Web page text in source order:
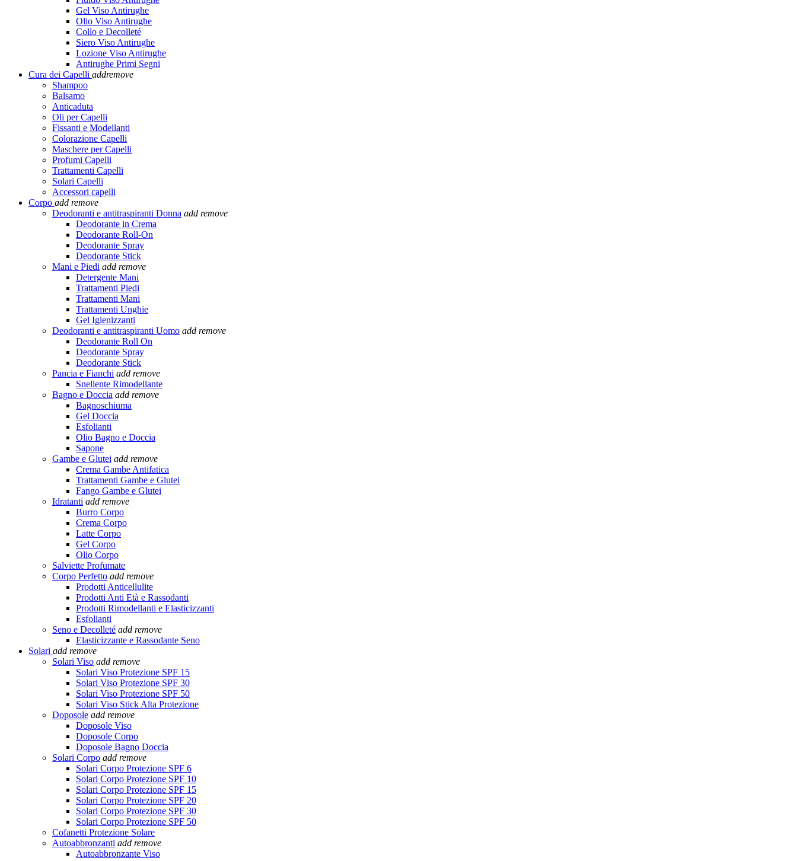
Gel Viso Antirughe
Olio Viso Antirughe
Collo e Decolleté
Siero Viso Antirughe
Lozione Viso Antirughe
Antirughe Primi Segni
Cura dei Capelli addremove
Shampoo
Balsamo
Anticaduta
Oli per Capelli
Fissanti e Modellanti
Colorazione Capelli
Maschere per Capelli
Profumi Capelli
Trattamenti Capelli
Solari Capelli
Accessori capelli
Corpo add remove
Deodoranti e antitraspiranti Donna add remove
Deodorante in Crema
Deodorante Roll-On
Deodorante Spray
Deodorante Stick
Mani e Piedi add remove
Detergente Mani
Trattamenti Piedi
Trattamenti Mani
Trattamenti Unghie
Gel Igienizzanti
Deodoranti e antitraspiranti Uomo add remove
Deodorante Roll On
Deodorante Spray
Deodorante Stick
Pancia e Fianchi add remove
Snellente Rimodellante
Bagno e Doccia add remove
Bagnoschiuma
Gel Doccia
Esfolianti
Olio Bagno e Doccia
Sapone
Gambe e Glutei add remove
Crema Gambe Antifatica
Trattamenti Gambe e Glutei
Fango Gambe e Glutei
Idratanti add remove
Burro Corpo
Crema Corpo
Latte Corpo
Gel Corpo
Olio Corpo
Salviette Profumate
Corpo Perfetto add remove
Prodotti Anticellulite
Prodotti Anti Età e Rassodanti
Prodotti Rimodellanti e Elasticizzanti
Esfolianti
Seno e Decolleté add remove
Elasticizzante e Rassodante Seno
Solari add remove
Solari Viso add remove
Solari Viso Protezione SPF 15
Solari Viso Protezione SPF 30
Solari Viso Protezione SPF 50
Solari Viso Stick Alta Protezione
Doposole add remove
Doposole Viso
Doposole Corpo
Doposole Bagno Doccia
Solari Corpo add remove
Solari Corpo Protezione SPF 6
Solari Corpo Protezione SPF 10
Solari Corpo Protezione SPF 15
Solari Corpo Protezione SPF 20
Solari Corpo Protezione SPF 30
Solari Corpo Protezione SPF 50
Cofanetti Protezione Solare
Autoabbronzanti add remove
Autoabbronzante Viso